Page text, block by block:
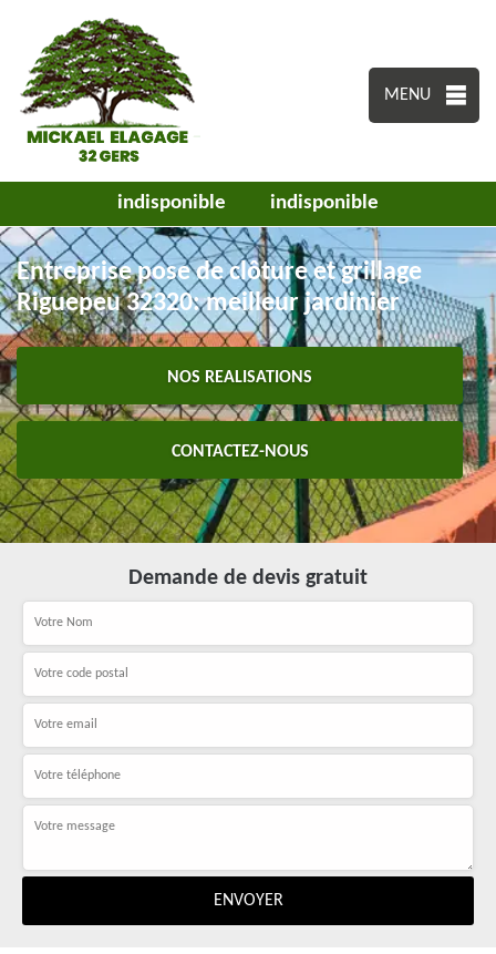
MENU
indisponible indisponible
Entreprise pose de clôture et grillage
Riguepeu 32320: meilleur jardinier
NOS REALISATIONS
CONTACTEZ-NOUS
Demande de devis gratuit